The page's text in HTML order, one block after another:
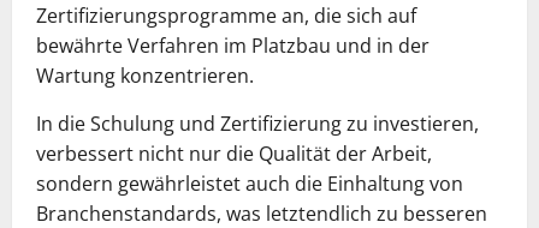
Zertifizierungsprogramme an, die sich auf
bewährte Verfahren im Platzbau und in der
Wartung konzentrieren.
In die Schulung und Zertifizierung zu investieren,
verbessert nicht nur die Qualität der Arbeit,
sondern gewährleistet auch die Einhaltung von
Branchenstandards, was letztendlich zu besseren